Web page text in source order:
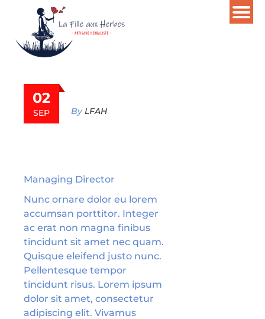
02
SEP ByLFAH
Managing Director
Nunc ornare dolor eu lorem
accumsan porttitor. Integer
ac erat non magna finibus
tincidunt sit amet nec quam.
Quisque eleifend justo nunc.
Pellentesque tempor
tincidunt risus. Lorem ipsum
dolor sit amet, consectetur
adipiscing elit. Vivamus